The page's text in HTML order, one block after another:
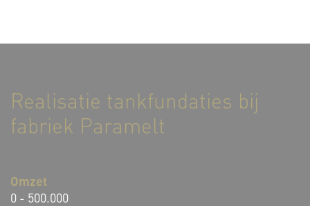
Realisatie tankfundaties bij
fabriek Paramelt
Omzet
0 - 500.000